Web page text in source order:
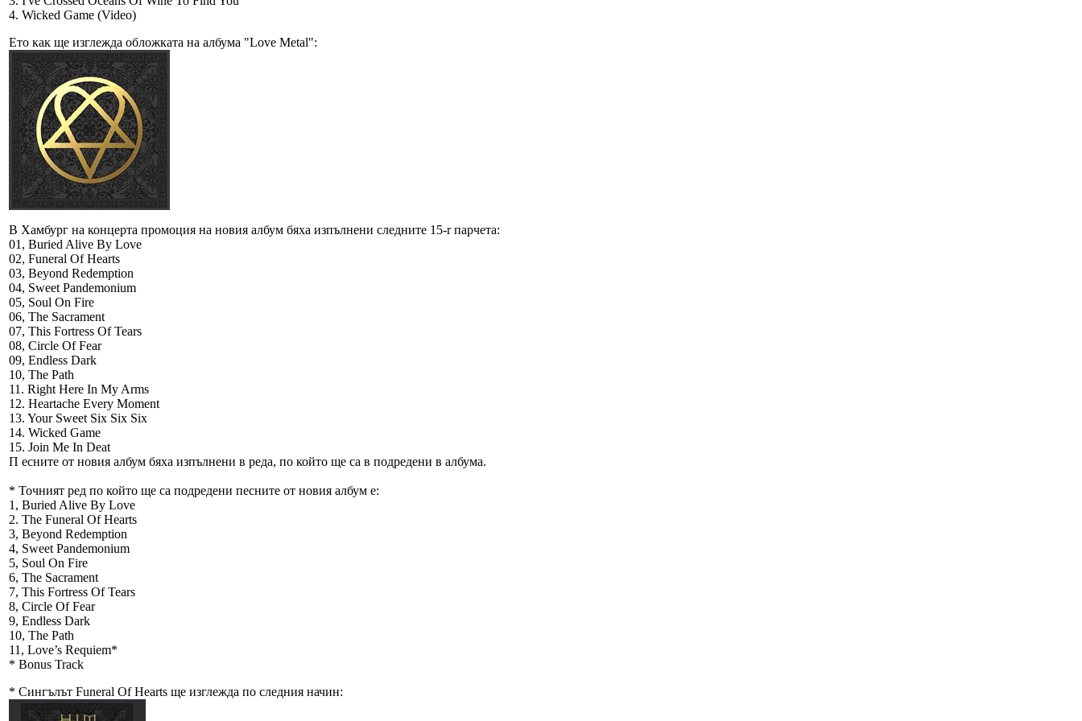
4. Wicked Game (Video)
Ето как ще изглежда обложката на албума "Love Metal":
В Хамбург на концерта промоция на новия албум бяха изпълнени следните 15-r парчета:
01, Buried Alive By Love
02, Funeral Of Hearts
03, Beyond Redemption
04, Sweet Pandemonium
05, Soul On Fire
06, The Sacrament
07, This Fortress Of Tears
08, Circle Of Fear
09, Endless Dark
10, The Path
11. Right Here In My Arms
12. Heartache Every Moment
13. Your Sweet Six Six Six
14. Wicked Game
15. Join Me In Deat
П есните от новия албум бяха изпълнени в реда, по който ще са в подредени в албума.
* Точният ред по който ще са подредени песните от новия албум е:
1, Buried Alive By Love
2. The Funeral Of Hearts
3, Beyond Redemption
4, Sweet Pandemonium
5, Soul On Fire
6, The Sacrament
7, This Fortress Of Tears
8, Circle Of Fear
9, Endless Dark
10, The Path
11, Love’s Requiem*
* Bonus Track
* Сингълът Funeral Of Hearts ще изглежда по следния начин: